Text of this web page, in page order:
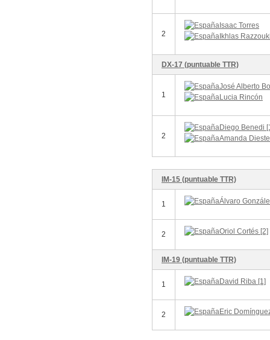
2
Isaac Torres
Ikhlas
DX-17 (puntuable TTR)
1
José Alberto
Lucia Rincón
2
Diego Benedi
Amanda Dieste
IM-15 (puntuable TTR)
1 Álvaro
2 Oriol Cortés [2]
IM-19 (puntuable TTR)
1 David Riba [1]
2 Eric